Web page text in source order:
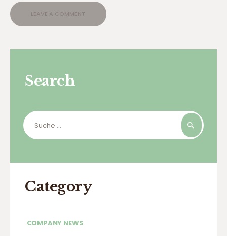
Search
Suche
nach:
Category
COMPANY NEWS